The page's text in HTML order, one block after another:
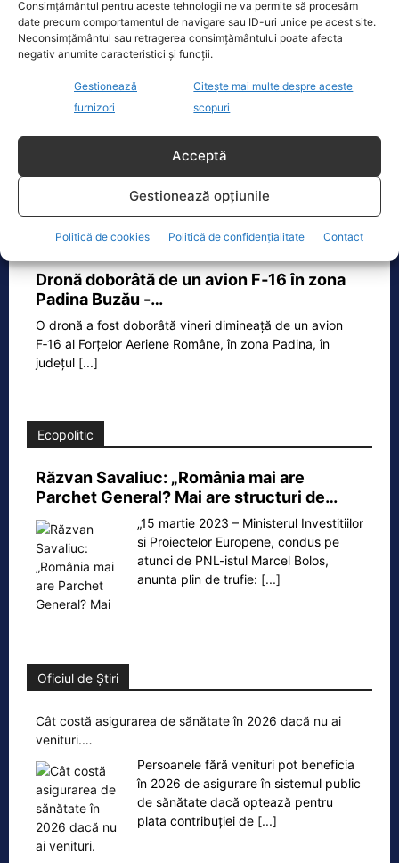
Consimțământul pentru aceste tehnologii ne va permite să procesăm
date precum comportamentul de navigare sau ID-uri unice pe acest site.
Neconsimțământul sau retragerea consimțământului poate afecta
negativ anumite caracteristici și funcții.
Gestionează
furnizori
Citește mai multe despre aceste
scopuri
Acceptă
Gestionează opțiunile
Politică de cookies Politică de confidențialitate Contact
4 ani, pentru persoanele cu vârsta cuprinsă
între 14 şi 18 ani
10 ani, după împlinirea vârstei de 18 ani
CARTE DE IDENTITATE CU CIP
Realitatea
Dronă doborâtă de un avion F‑16 în zona
Padina Buzău -…
O dronă a fost doborâtă vineri dimineață de un avion
F‑16 al Forțelor Aeriene Române, în zona Padina, în
județul [...]
Ecopolitic
Răzvan Savaliuc: „România mai are
Parchet General? Mai are structuri de…
„15 martie 2023 – Ministerul Investitiilor
si Proiectelor Europene, condus pe
atunci de PNL-istul Marcel Bolos,
anunta plin de trufie: [...]
Oficiul de Știri
Cât costă asigurarea de sănătate în 2026 dacă nu ai
venituri.…
Persoanele fără venituri pot beneficia
în 2026 de asigurare în sistemul public
de sănătate dacă optează pentru
plata contribuției de [...]